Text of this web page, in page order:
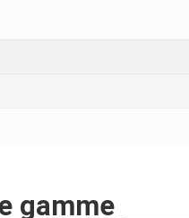
gamme